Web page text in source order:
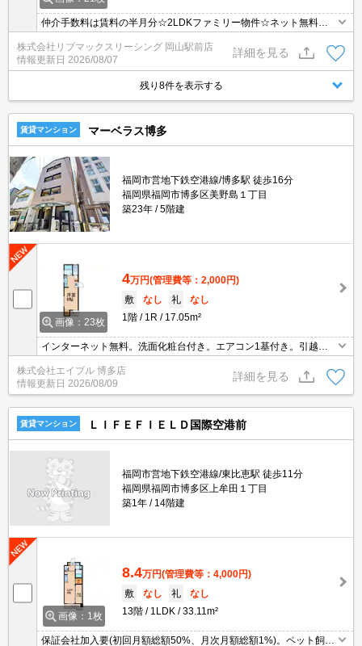
仲介手数料は賃料の半月分☆2LDKファミリー物件☆ネット無料☆
都市ガスで光熱費も抑えられます☆3口グリル付システムキッチン
でお料理らくらく☆近隣にスーパーやコンビニがあり住環境良好☆
宅配ボックスあり☆彡
株式会社リブマックスリーシング 岡山駅前店
情報更新日 2026/08/07
詳細を見る
残り8件を表示する
賃貸マンション マーベラス博多
福岡市営地下鉄空港線/博多駅 徒歩16分
福岡県福岡市博多区美野島１丁目
築23年
5階建
画像：23枚
4万円(管理費等：2,000円)
敷
なし 礼
なし
1階
1R 17.05m²
インターネット無料。洗面化粧台付き。エアコン1基付き。引越指
定業者あり。
株式会社エイブル 博多店
情報更新日 2026/08/09
詳細を見る
賃貸マンション ＬＩＦＥＦＩＥＬＤ国際空港前
福岡市営地下鉄空港線/東比恵駅 徒歩11分
福岡県福岡市博多区上牟田１丁目
築1年
14階建
画像：1枚
8.4万円(管理費等：4,000円)
敷
なし 礼
なし
13階
1LDK 33.11m²
保証会社加入要(初回月額総額50%、月次月額総額1%)。ペット飼育